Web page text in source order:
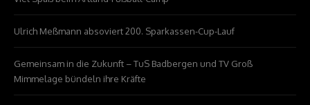
Ulrich Meßmann absoviert 200. Sparkassen-Cup-Lauf
Gemeinsam in die Zukunft – TuS Badbergen und TV Groß
Mimmelage bündeln ihre Kräfte